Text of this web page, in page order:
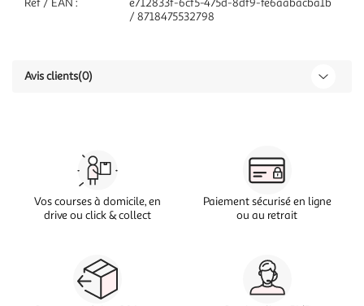
Réf / EAN :
e712833f-6cf5-475d-8df9-fe6aabacba1b
/ 8718475532798
Avis clients(0)
Vos courses à domicile, en
drive ou click & collect
Paiement sécurisé en ligne
ou au retrait